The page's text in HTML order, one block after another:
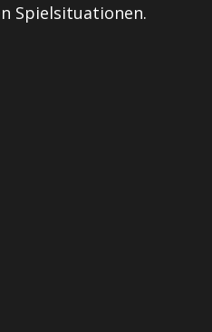
Spielsituationen.